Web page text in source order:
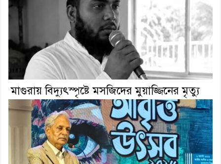
মাগুরায় বিদ্যুৎস্পৃষ্টে মসজিদের মুয়াজ্জিনের মৃত্যু